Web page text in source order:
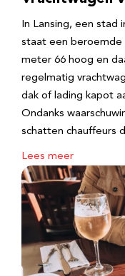
In Lansing, een stad
staat een beroemde
meter 66 hoog en
regelmatig
dak of lading kapot
Ondanks
schatten chauffeurs
Lees meer